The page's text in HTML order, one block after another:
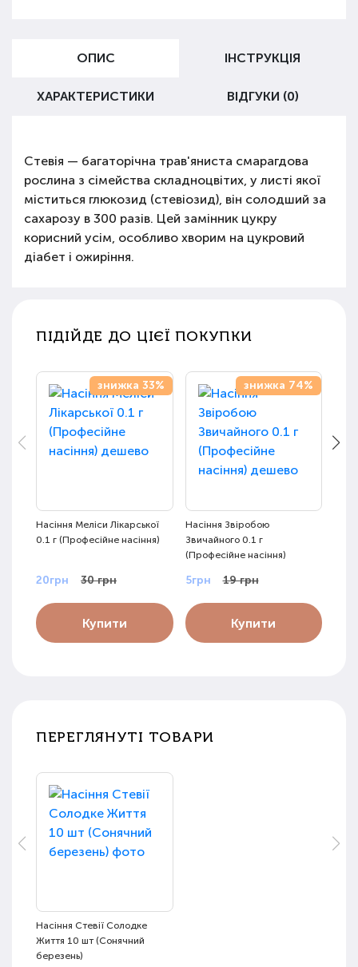
ОПИС ІНСТРУКЦІЯ
ХАРАКТЕРИСТИКИ ВІДГУКИ (0)
Стевія — багаторічна трав'яниста смарагдова
рослина з сімейства складноцвітих, у листі якої
міститься глюкозид (стевіозид), він солодший за
сахарозу в 300 разів. Цей замінник цукру
корисний усім, особливо хворим на цукровий
діабет і ожиріння.
ПІДІЙДЕ ДО ЦІЄЇ ПОКУПКИ
знижка 33%
Насіння Меліси Лікарської
0.1 г (Професійне насіння)
20грн 30 грн
Купити
знижка 74%
Насіння Звіробою
Звичайного 0.1 г
(Професійне насіння)
5грн 19 грн
Купити
ПЕРЕГЛЯНУТІ ТОВАРИ
Насіння Стевії Солодке
Життя 10 шт (Сонячний
березень)